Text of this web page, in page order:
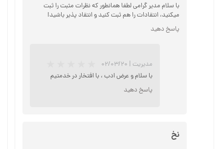
★★★
با سلام مدیر گرامی لطفا همانطور که نظرات مثبت را ثبت
میکنید، انتقادات را هم ثبت کنید و انتقاد پذیر باشید!
پاسخ دهید
مدیریت | ۰۲/۰۳/۲۰
با سلام و عرض ادب ، با افتخار در خدمتیم
پاسخ دهید
نخ